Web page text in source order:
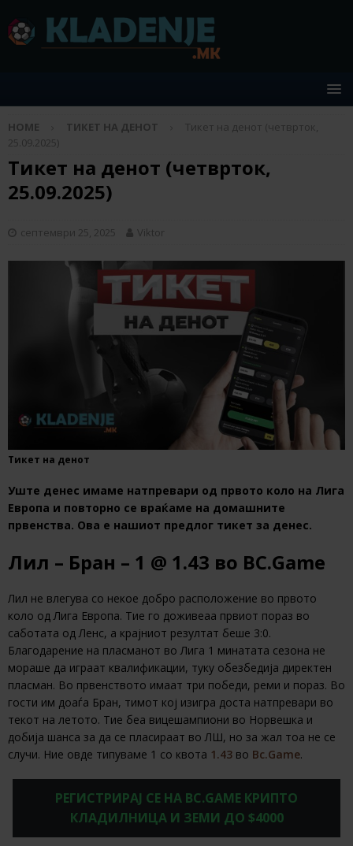
HOME ТИКЕТ НА ДЕНОТ
Тикет на денот (четврток,
25.09.2025)
Тикет на денот (четврток,
25.09.2025)
септември 25, 2025 Viktor
Тикет на денот
Уште денес имаме натпревари од првото коло на Лига
Европа и повторно се враќаме на домашните
првенства. Ова е нашиот предлог тикет за денес.
Лил – Бран – 1 @ 1.43 во BC.Game
Лил не влегува со некое добро расположение во првото
коло од Лига Европа. Тие го доживеаа првиот пораз во
саботата од Ленс, а крајниот резултат беше 3:0.
Благодарение на пласманот во Лига 1 минатата сезона не
мораше да играат квалификации, туку обезбедија директен
пласман. Во првенството имаат три победи, реми и пораз. Во
гости им доаѓа Бран, тимот кој изигра доста натпревари во
текот на летото. Тие беа вицешампиони во Норвешка и
добија шанса за да се пласираат во ЛШ, но за жал тоа не се
случи. Ние овде типуваме 1 со квота 1.43 во Bc.Game.
РЕГИСТРИРАЈ СЕ НА BC.GAME КРИПТО
КЛАДИЛНИЦА И ЗЕМИ ДО $4000